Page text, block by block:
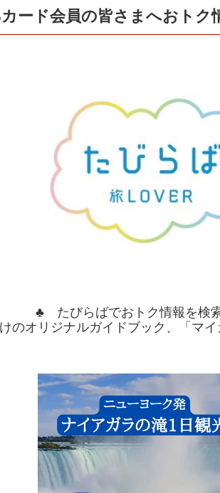
カード会員の皆さまへおトク
♣ たびらばでおトク情報を検
のオリジナルガイドブック、「マ